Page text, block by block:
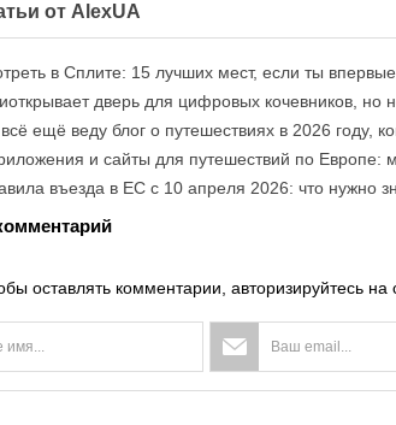
от AlexUA
в Сплите: 15 лучших мест, если ты
дверь для цифровых кочевников, но
ещё веду блог о путешествиях в 2026 году,
и сайты для путешествий по Европе:
въезда в ЕС с 10 апреля 2026: что нужно
оставлять комментарии, авторизируйтесь на